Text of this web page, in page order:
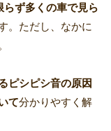
らず多くの車で見ら
。ただし、なかに
ピシピシ音の原因
て分かりやすく解